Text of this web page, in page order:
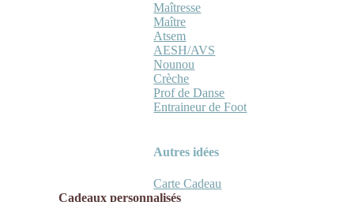
Maîtresse
Maître
Atsem
AESH/AVS
Nounou
Crèche
Prof de Danse
Entraineur de Foot
Autres idées
Carte Cadeau
Cadeaux personnalisés